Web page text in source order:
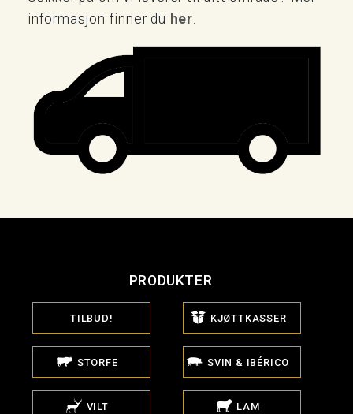
informasjon finner du her
PRODUKTER
TILBUD! KJØTTKASSER
STORFE SVIN & IBÉRICO
VILT LAM